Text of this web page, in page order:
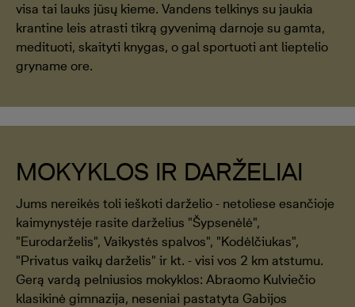
visa tai lauks jūsų kieme. Vandens telkinys su jaukia
krantine leis atrasti tikrą gyvenimą darnoje su gamta,
medituoti, skaityti knygas, o gal sportuoti ant lieptelio
gryname ore.
MOKYKLOS IR DARŽELIAI
Jums nereikės toli ieškoti darželio - netoliese esančioje
kaimynystėje rasite darželius "Šypsenėlė",
"Eurodarželis", Vaikystės spalvos", "Kodėlčiukas",
"Privatus vaikų darželis" ir kt. - visi vos 2 km atstumu.
Gerą vardą pelniusios mokyklos: Abraomo Kulviečio
klasikinė gimnazija, neseniai pastatyta Gabijos